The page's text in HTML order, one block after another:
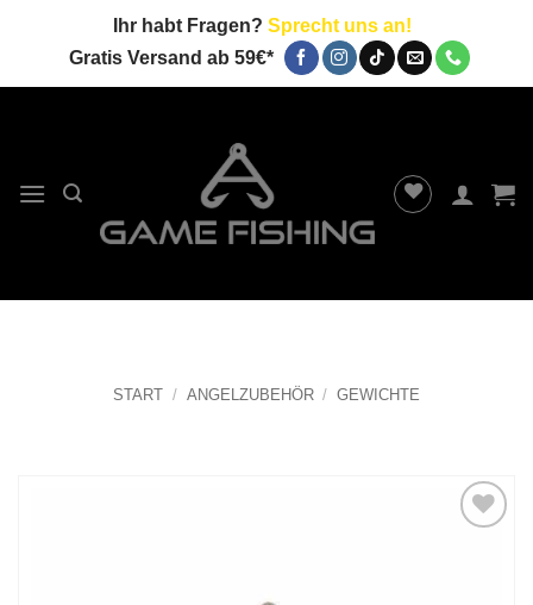
Ihr habt Fragen? Sprecht uns an!
Gratis Versand ab 59€*
START / ANGELZUBEHÖR / GEWICHTE